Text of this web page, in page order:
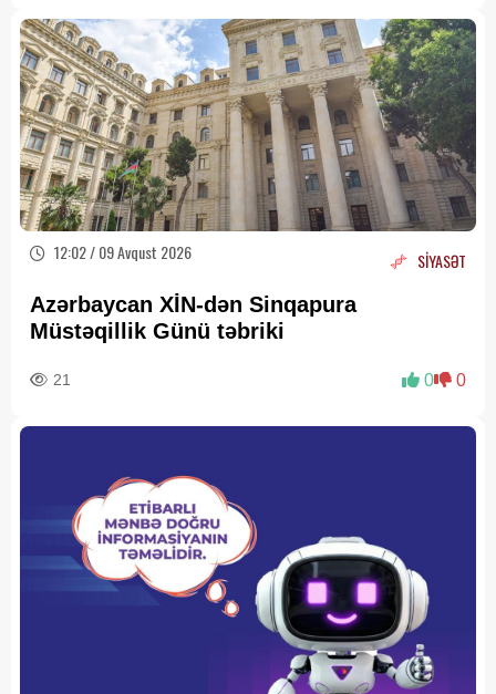
12:02 / 09 Avqust 2026 SİYASƏT
Azərbaycan XİN-dən Sinqapura
Müstəqillik Günü təbriki
21 0 0